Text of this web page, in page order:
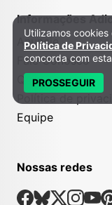
Informações
Anuncie
Fale Conosco
Quem somos
Equipe
Nossas redes
Nossas Redes
Facebook
Bsky
X
Política de
Utilizamos
Política de
concorda com
PROSSEGUIR